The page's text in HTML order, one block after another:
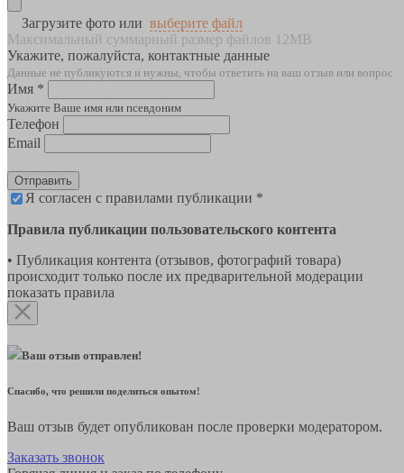
Загрузите фото или выберите файл
Максимальный суммарный размер файлов 12MB
Укажите, пожалуйста, контактные данные
Данные не публикуются и нужны, чтобы ответить на ваш отзыв или вопрос
Имя *
Укажите Ваше имя или псевдоним
Телефон
Email
Отправить
Я согласен с правилами публикации *
Правила публикации пользовательского контента
• Публикация контента (отзывов, фотографий товара)
происходит только после их предварительной модерации
показать правила
Ваш отзыв отправлен!
Спасибо, что решили поделиться опытом!
Ваш отзыв будет опубликован после проверки модератором.
Заказать звонок